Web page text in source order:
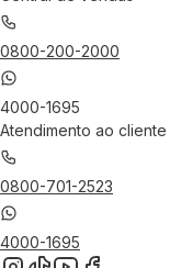
0800-200-2000
4000-1695
Atendimento ao cliente
0800-701-2523
4000-1695